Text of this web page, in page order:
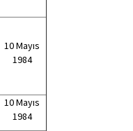
10 Mayıs
1984
10 Mayıs
1984